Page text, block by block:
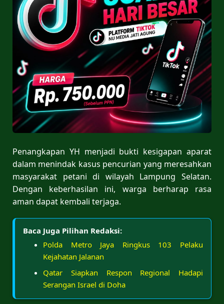
Penangkapan YH menjadi bukti kesigapan aparat
dalam menindak kasus pencurian yang meresahkan
masyarakat petani di wilayah Lampung Selatan.
Dengan keberhasilan ini, warga berharap rasa
aman dapat kembali terjaga.
Baca Juga Pilihan Redaksi:
Polda Metro Jaya Ringkus 103 Pelaku
Kejahatan Jalanan
Qatar Siapkan Respon Regional Hadapi
Serangan Israel di Doha